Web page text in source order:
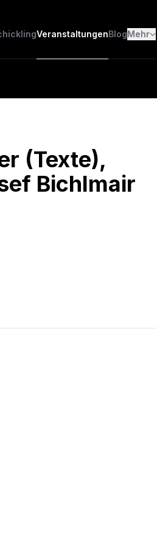
VeranstaltungenBlogMehr
(Texte),
Bichlmair